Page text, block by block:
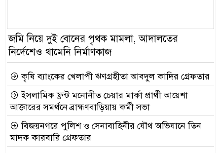
জমি নিয়ে দুই বোনের পৃথক মামলা, আদালতের
নির্দেশেও থামেনি নির্মাণকাজ
কৃষি ব্যাংকের খেলাপী ঋণগ্রহীতা আবদুল কাদির গ্রেফতার
ইসলামিক ফ্রন্ট মনোনীত চেয়ার মার্কা প্রার্থী আয়েশা
আক্তারের সমর্থনে ব্রাহ্মণবাড়িয়ায় কর্মী সভা
বিজয়নগরে পুলিশ ও সেনাবাহিনীর যৌথ অভিযানে তিন
মাদক কারবারি গ্রেফতার